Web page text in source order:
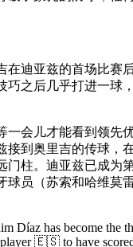
在迪亚兹的首场比赛
巧之后几乎打进一球
一会儿才能看到领先
接到奥里吉的传球，
门柱。迪亚兹已成为
球员（苏索和哈维莫
Díaz has become the
player 🇪🇸 to have